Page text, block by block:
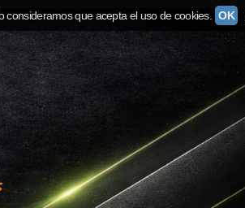
que acepta el uso de cookies. OK